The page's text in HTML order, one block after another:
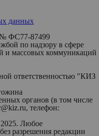
данных
№ ФС77-87499
по надзору в сфере
и массовых коммуникаций
ответственностью "КИЗ
органов (в том числе
телефон:
Любое
разрешения редакции